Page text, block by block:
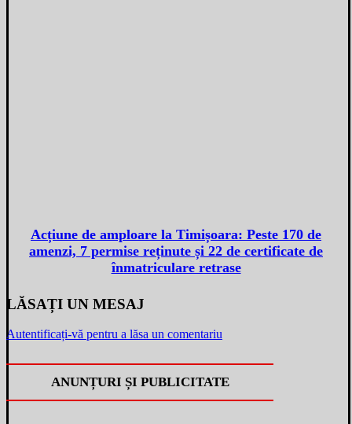
Acțiune de amploare la Timișoara: Peste 170 de
amenzi, 7 permise reținute și 22 de certificate de
înmatriculare retrase
LĂSAȚI UN MESAJ
Autentificați-vă pentru a lăsa un comentariu
ANUNȚURI ȘI PUBLICITATE